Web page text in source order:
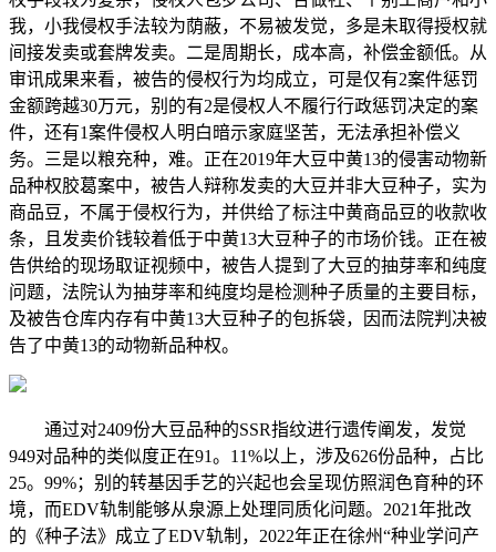
我，小我侵权手法较为荫蔽，不易被发觉，多是未取得授权就
间接发卖或套牌发卖。二是周期长，成本高，补偿金额低。从
审讯成果来看，被告的侵权行为均成立，可是仅有2案件惩罚
金额跨越30万元，别的有2是侵权人不履行行政惩罚决定的案
件，还有1案件侵权人明白暗示家庭坚苦，无法承担补偿义
务。三是以粮充种，难。正在2019年大豆中黄13的侵害动物新
品种权胶葛案中，被告人辩称发卖的大豆并非大豆种子，实为
商品豆，不属于侵权行为，并供给了标注中黄商品豆的收款收
条，且发卖价钱较着低于中黄13大豆种子的市场价钱。正在被
告供给的现场取证视频中，被告人提到了大豆的抽芽率和纯度
问题，法院认为抽芽率和纯度均是检测种子质量的主要目标，
及被告仓库内存有中黄13大豆种子的包拆袋，因而法院判决被
告了中黄13的动物新品种权。
通过对2409份大豆品种的SSR指纹进行遗传阐发，发觉
949对品种的类似度正在91。11%以上，涉及626份品种，占比
25。99%；别的转基因手艺的兴起也会呈现仿照润色育种的环
境，而EDV轨制能够从泉源上处理同质化问题。2021年批改
的《种子法》成立了EDV轨制，2022年正在徐州“种业学问产